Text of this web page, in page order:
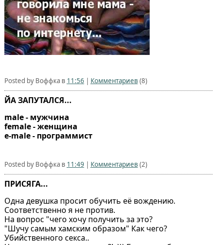
Posted by Воффка в 11:56 | Комментариев (8)
ЙА ЗАПУТАЛСЯ...
male - мужчина
female - женщина
e-male - программист
Posted by Воффка в 11:49 | Комментариев (2)
ПРИСЯГА...
Одна девушка просит обучить её вождению.
Соответственно я не против.
На вопрос "чего хочу получить за это?
"Шучу самым хамским образом" Как чего?
Убийственного секса..